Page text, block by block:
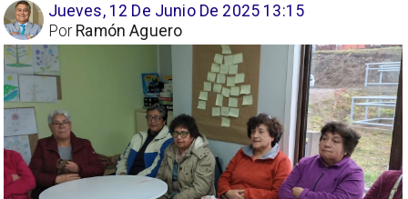
Jueves, 12 De Junio De 2025 13:15
Ramón Aguero
Por